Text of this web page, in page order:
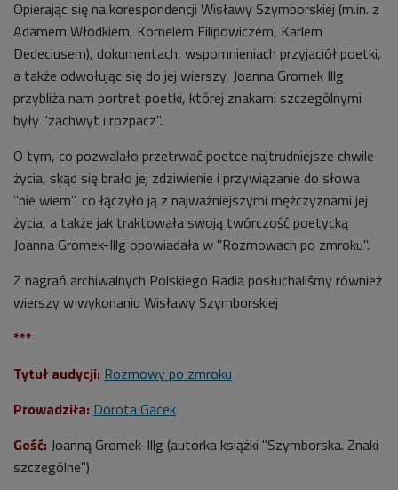
Opierając się na korespondencji Wisławy Szymborskiej (m.in. z
Adamem Włodkiem, Kornelem Filipowiczem, Karlem
Dedeciusem), dokumentach, wspomnieniach przyjaciół poetki,
a także odwołując się do jej wierszy, Joanna Gromek Illg
przybliża nam portret poetki, której znakami szczególnymi
były "zachwyt i rozpacz".
O tym, co pozwalało przetrwać poetce najtrudniejsze chwile
życia, skąd się brało jej zdziwienie i przywiązanie do słowa
"nie wiem", co łączyło ją z najważniejszymi mężczyznami jej
życia, a także jak traktowała swoją twórczość poetycką
Joanna Gromek-Illg opowiadała w "Rozmowach po zmroku".
Z nagrań archiwalnych Polskiego Radia posłuchaliśmy również
wierszy w wykonaniu Wisławy Szymborskiej
***
Tytuł audycji: Rozmowy po zmroku
Prowadziła: Dorota Gacek
Gość: Joanną Gromek-Illg (autorka książki "Szymborska. Znaki
szczególne")